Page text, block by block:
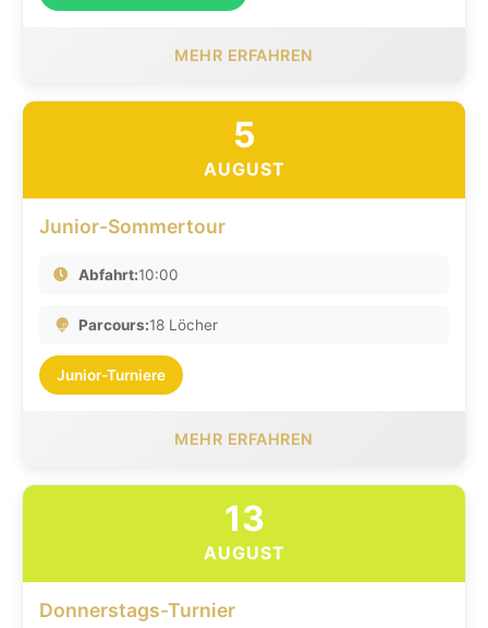
MEHR ERFAHREN
5
AUGUST
Junior-Sommertour
Abfahrt:10:00
Parcours:18 Löcher
Junior-Turniere
MEHR ERFAHREN
13
AUGUST
Donnerstags-Turnier